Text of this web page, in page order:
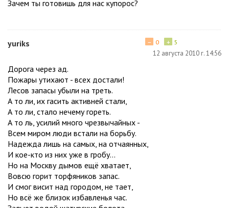
Зачем ты готовишь для нас купорос?
yuriks + 5
− 0
12 августа 2010 г. 14:56
Дорога через ад.
Пожары утихают - всех достали!
Лесов запасы убыли на треть.
А то ли, их гасить активней стали,
А то ли, стало нечему гореть.
А то ль, усилий много чрезвычайных -
Всем миром люди встали на борьбу.
Надежда лишь на самых, на отчаянных,
И кое-кто из них уже в гробу...
Но на Москву дымов ещё хватает,
Вовсю горит торфяников запас.
И смог висит над городом, не тает,
Но всё же близок избавленья час.